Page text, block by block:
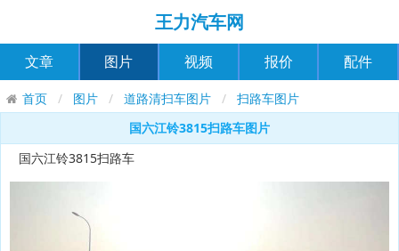
王力汽车网
文章 图片 视频 报价 配件
首页 图片 道路清扫车图片
扫路车图片
国六江铃3815扫路车图片
国六江铃3815扫路车